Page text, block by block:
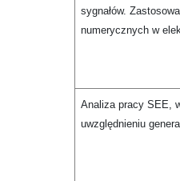
sygnałów.
numerycznych w
Analiza pracy SEE,
uwzględnieniu